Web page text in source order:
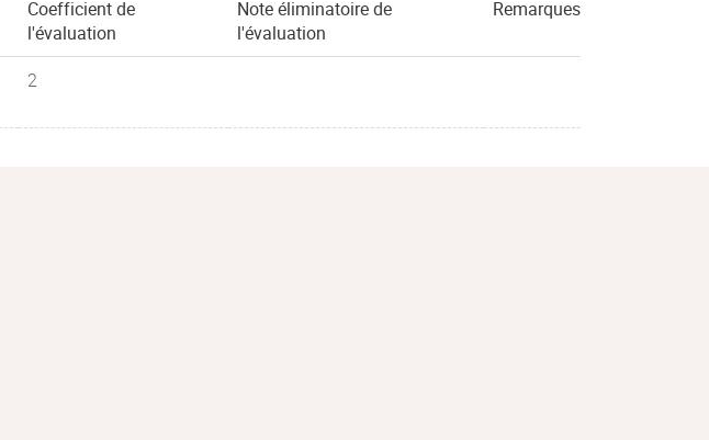
Coefficient de
l'évaluation
Note éliminatoire de
l'évaluation
Remarques
2